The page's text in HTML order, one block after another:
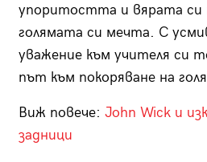
упоритостта и вярата си
голямата си мечта. С
уважение към учителя си
път към покоряване на
Виж повече: John Wick и
задници